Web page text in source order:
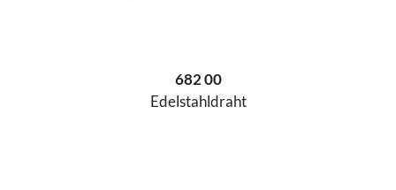
682 00
Edelstahldraht